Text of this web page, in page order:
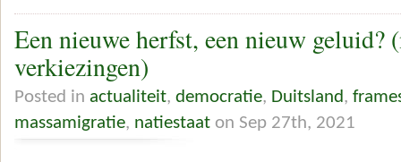
Een nieuwe herfst, een nieuw geluid?
verkiezingen)
Posted in actualiteit, democratie, Duitsland,
massamigratie, natiestaat on Sep 27th, 2021